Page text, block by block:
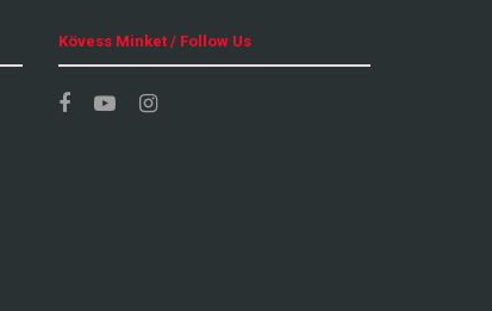
Kövess Minket / Follow Us